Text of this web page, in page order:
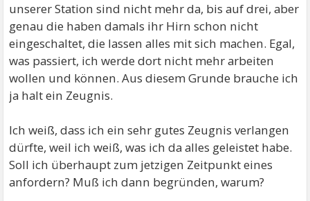
unserer Station sind nicht mehr da, bis auf drei, aber
genau die haben damals ihr Hirn schon nicht
eingeschaltet, die lassen alles mit sich machen. Egal,
was passiert, ich werde dort nicht mehr arbeiten
wollen und können. Aus diesem Grunde brauche ich
ja halt ein Zeugnis.
Ich weiß, dass ich ein sehr gutes Zeugnis verlangen
dürfte, weil ich weiß, was ich da alles geleistet habe.
Soll ich überhaupt zum jetzigen Zeitpunkt eines
anfordern? Muß ich dann begründen, warum?